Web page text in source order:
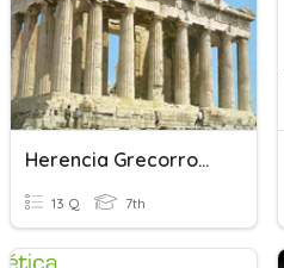
Herencia Grecorromana
13 Q 7th